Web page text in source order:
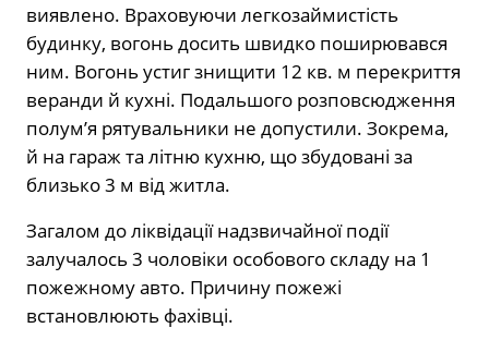
виявлено. Враховуючи легкозаймистість
будинку, вогонь досить швидко поширювався
ним. Вогонь устиг знищити 12 кв. м перекриття
веранди й кухні. Подальшого розповсюдження
полум’я рятувальники не допустили. Зокрема,
й на гараж та літню кухню, що збудовані за
близько 3 м від житла.
Загалом до ліквідації надзвичайної події
залучалось 3 чоловіки особового складу на 1
пожежному авто. Причину пожежі
встановлюють фахівці.